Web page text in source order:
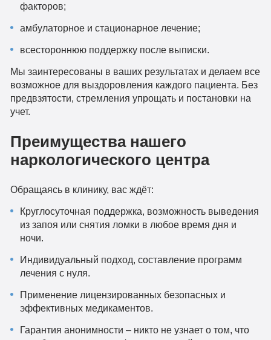
факторов;
амбулаторное и стационарное лечение;
всестороннюю поддержку после выписки.
Мы заинтересованы в ваших результатах и делаем все
возможное для выздоровления каждого пациента. Без
предвзятости, стремления упрощать и постановки на
учет.
Преимущества нашего
наркологического центра
Обращаясь в клинику, вас ждёт:
Круглосуточная поддержка, возможность выведения
из запоя или снятия ломки в любое время дня и
ночи.
Индивидуальный подход, составление программ
лечения с нуля.
Применение лицензированных безопасных и
эффективных медикаментов.
Гарантия анонимности – никто не узнает о том, что